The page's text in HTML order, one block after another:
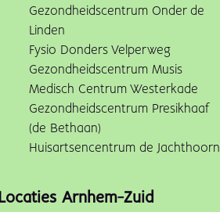
Gezondheidscentrum Onder de
Linden
Fysio Donders Velperweg
Gezondheidscentrum Musis
Medisch Centrum Westerkade
Gezondheidscentrum Presikhaaf
(de Bethaan)
Huisartsencentrum de Jachthoorn
Locaties Arnhem-Zuid